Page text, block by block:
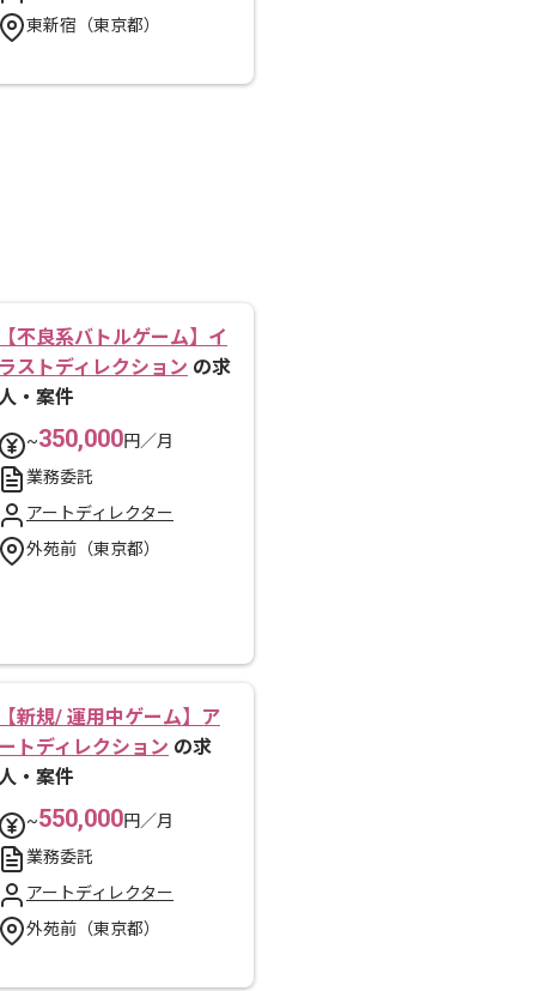
東新宿（東京都）
【不良系バトルゲーム】イ
ラストディレクション の求
・案件
~350,000円／月
業務委託
アートディレクター
外苑前（東京都）
【新規/ 運用中ゲーム】ア
ートディレクション の求
・案件
~550,000円／月
業務委託
アートディレクター
外苑前（東京都）